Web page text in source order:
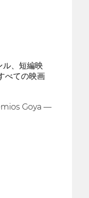
ル、短編映
べての映画
Goya —